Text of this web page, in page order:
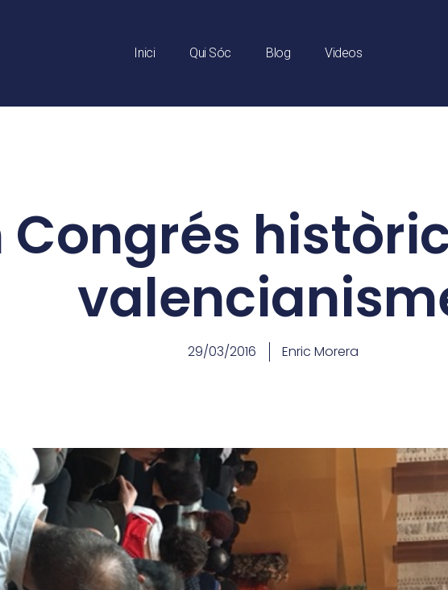
Inici Qui Sóc Blog Videos
Congrés
29/03/2016 Enric Morera